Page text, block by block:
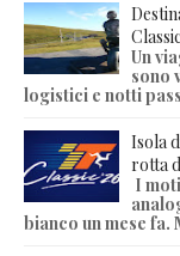
Classic
Un
sono
logistici e notti
Isola
rotta
I
bianco un mese fa.